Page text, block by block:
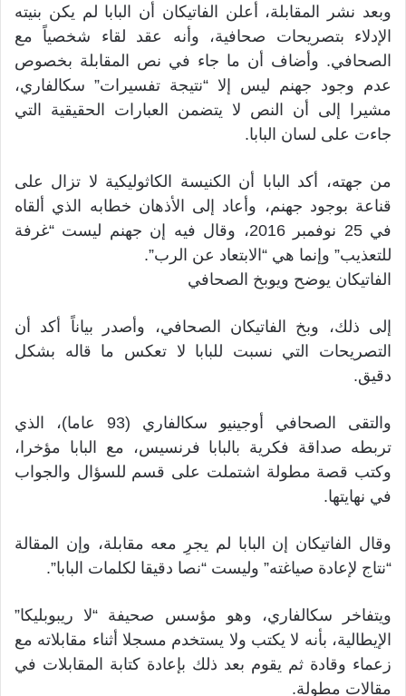
وبعد نشر المقابلة، أعلن الفاتيكان أن البابا لم يكن بنيته
الإدلاء بتصريحات صحافية، وأنه عقد لقاء شخصياً مع
الصحافي. وأضاف أن ما جاء في نص المقابلة بخصوص
عدم وجود جهنم ليس إلا “نتيجة تفسيرات” سكالفاري،
مشيرا إلى أن النص لا يتضمن العبارات الحقيقية التي
جاءت على لسان البابا.
من جهته، أكد البابا أن الكنيسة الكاثوليكية لا تزال على
قناعة بوجود جهنم، وأعاد إلى الأذهان خطابه الذي ألقاه
في 25 نوفمبر 2016، وقال فيه إن جهنم ليست “غرفة
للتعذيب” وإنما هي “الابتعاد عن الرب”.
الفاتيكان يوضح ويوبخ الصحافي
إلى ذلك، وبخ الفاتيكان الصحافي، وأصدر بياناً أكد أن
التصريحات التي نسبت للبابا لا تعكس ما قاله بشكل
دقيق.
والتقى الصحافي أوجينيو سكالفاري (93 عاما)، الذي
تربطه صداقة فكرية بالبابا فرنسيس، مع البابا مؤخرا،
وكتب قصة مطولة اشتملت على قسم للسؤال والجواب
في نهايتها.
وقال الفاتيكان إن البابا لم يجرِ معه مقابلة، وإن المقالة
“نتاج لإعادة صياغته” وليست “نصا دقيقا لكلمات البابا”.
ويتفاخر سكالفاري، وهو مؤسس صحيفة “لا ريبوبليكا”
الإيطالية، بأنه لا يكتب ولا يستخدم مسجلا أثناء مقابلاته مع
زعماء وقادة ثم يقوم بعد ذلك بإعادة كتابة المقابلات في
مقالات مطولة.